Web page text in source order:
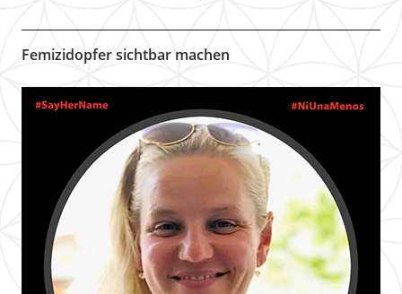
Femizidopfer sichtbar machen